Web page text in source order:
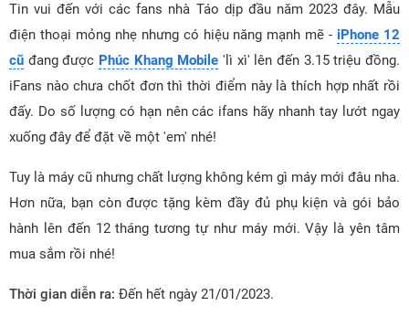
Tin vui đến với các fans nhà Táo dịp đầu năm 2023 đây. Mẫu
điện thoại mỏng nhẹ nhưng có hiệu năng mạnh mẽ - iPhone 12
cũ đang được Phúc Khang Mobile 'lì xì' lên đến 3.15 triệu đồng.
iFans nào chưa chốt đơn thì thời điểm này là thích hợp nhất rồi
đấy. Do số lượng có hạn nên các ifans hãy nhanh tay lướt ngay
xuống đây để đặt về một 'em' nhé!
Tuy là máy cũ nhưng chất lượng không kém gì máy mới đâu nha.
Hơn nữa, bạn còn được tặng kèm đầy đủ phụ kiện và gói bảo
hành lên đến 12 tháng tương tự như máy mới. Vậy là yên tâm
mua sắm rồi nhé!
Thời gian diễn ra: Đến hết ngày 21/01/2023.